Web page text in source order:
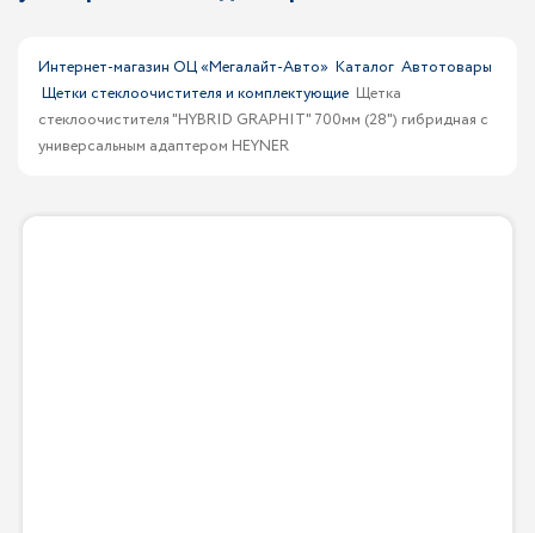
Интернет-магазин ОЦ «Мегалайт-Авто» Каталог Автотовары
Щетки стеклоочистителя и комплектующие Щетка
стеклоочистителя "HYBRID GRAPHIT" 700мм (28") гибридная с
универсальным адаптером HEYNER